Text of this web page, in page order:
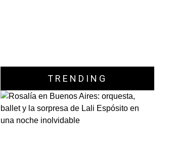
TRENDING